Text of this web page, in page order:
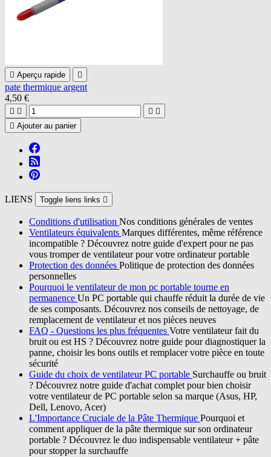
 Aperçu rapide 
pate thermique argent
4,50 €
   
 Ajouter au panier
LIENS Toggle liens links 
Conditions d'utilisation Nos conditions générales de ventes
Ventilateurs équivalents Marques différentes, même référence
incompatible ? Découvrez notre guide d'expert pour ne pas
vous tromper de ventilateur pour votre ordinateur portable
Protection des données Politique de protection des données
personnelles
Pourquoi le ventilateur de mon pc portable tourne en
permanence Un PC portable qui chauffe réduit la durée de vie
de ses composants. Découvrez nos conseils de nettoyage, de
remplacement de ventilateur et nos pièces neuves
FAQ - Questions les plus fréquentes Votre ventilateur fait du
bruit ou est HS ? Découvrez notre guide pour diagnostiquer la
panne, choisir les bons outils et remplacer votre pièce en toute
sécurité
Guide du choix de ventilateur PC portable Surchauffe ou bruit
? Découvrez notre guide d'achat complet pour bien choisir
votre ventilateur de PC portable selon sa marque (Asus, HP,
Dell, Lenovo, Acer)
L'Importance Cruciale de la Pâte Thermique Pourquoi et
comment appliquer de la pâte thermique sur son ordinateur
portable ? Découvrez le duo indispensable ventilateur + pâte
pour stopper la surchauffe